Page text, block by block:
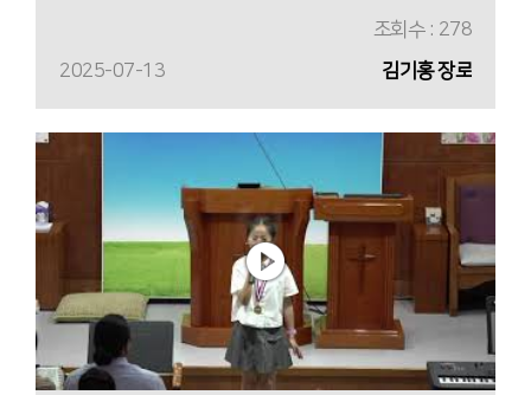
조회수 : 278
2025-07-13
김기홍 장로